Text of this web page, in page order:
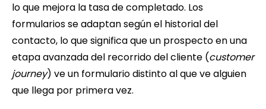
lo que mejora la tasa de completado. Los
formularios se adaptan según el historial del
contacto, lo que significa que un prospecto en una
etapa avanzada del recorrido del cliente (customer
journey) ve un formulario distinto al que ve alguien
que llega por primera vez.